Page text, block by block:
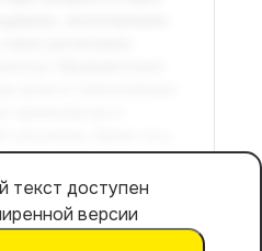
текст доступен
версии